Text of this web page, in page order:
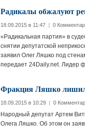
Радикалы обжалуют
18.09.2015 в 11:47 | 0
«Радикальная партия» в
снятии депутатской
заявил Олег Ляшко под
передает 24Daily.net. Лидер
Фракция Ляшко
18.09.2015 в 10:29 | 0
Народный депутат Артем
Олега Ляшко. Об этом он